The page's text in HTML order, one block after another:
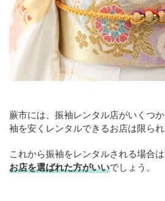
蕨市には、振袖レンタル店がいくつ
袖を安くレンタルできるお店は限られ
これから振袖をレンタルされる場合は
お店を選ばれた方がいいでしょう。